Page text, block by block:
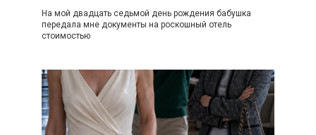
На мой двадцать седьмой день рождения бабушка
передала мне документы на роскошный отель
стоимостью